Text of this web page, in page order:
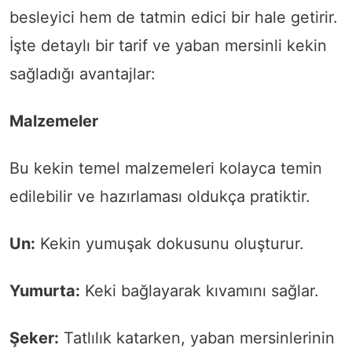
besleyici hem de tatmin edici bir hale getirir.
İşte detaylı bir tarif ve yaban mersinli kekin
sağladığı avantajlar:
Malzemeler
Bu kekin temel malzemeleri kolayca temin
edilebilir ve hazırlaması oldukça pratiktir.
Un: Kekin yumuşak dokusunu oluşturur.
Yumurta: Keki bağlayarak kıvamını sağlar.
Şeker: Tatlılık katarken, yaban mersinlerinin